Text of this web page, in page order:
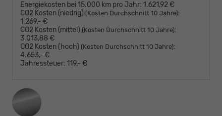
Energiekosten bei 15.000 km pro Jahr: 1.621,92 €
CO2 Kosten (niedrig) (Kosten Durchschnitt 10 Jahre):
1.269,- €
CO2 Kosten (mittel) (Kosten Durchschnitt 10 Jahre):
3.013,88 €
CO2 Kosten (hoch) (Kosten Durchschnitt 10 Jahre):
4.653,- €
Jahressteuer: 119,- €